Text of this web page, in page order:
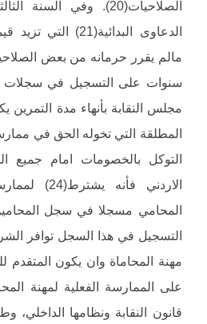
الصلاحيات(20). وفي
الدعاوى
سنوات على التسجيل في سجلات
مجلس النقابة بأنهاء مدة
المطلقة التي تخوله الحق في
الاردني
مهنة المحاماة وان يكون المتقدم
على الممارسة الفعلية لمهنة
قانون النقابة ونظامها الداخلي،